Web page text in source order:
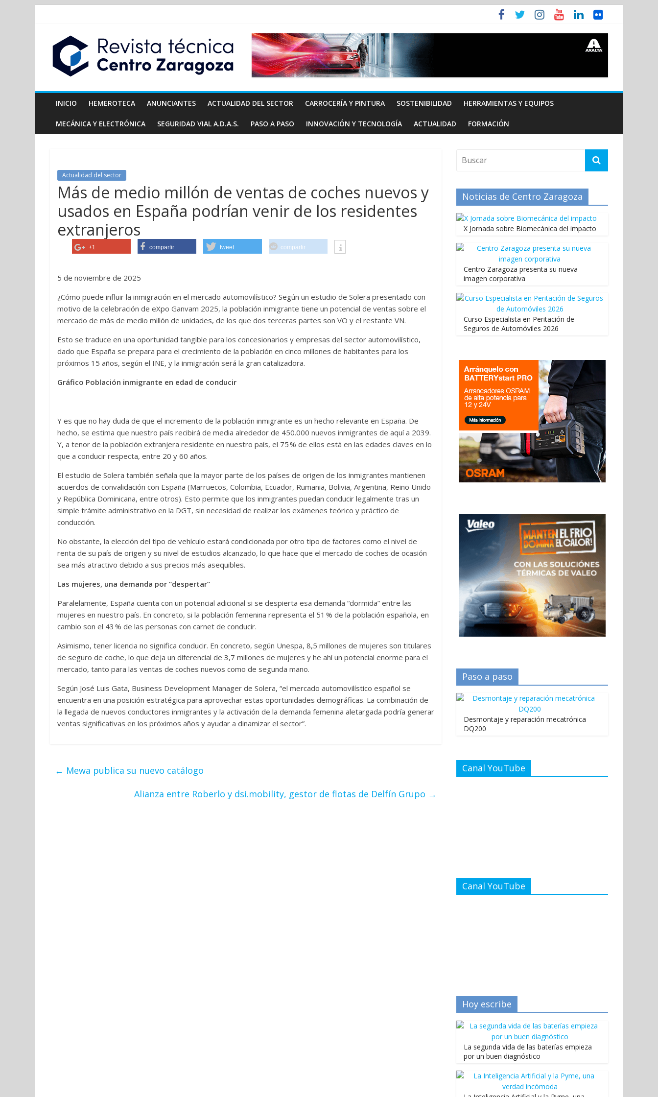
INICIO HEMEROTECA ANUNCIANTES ACTUALIDAD DEL SECTOR CARROCERÍA Y PINTURA SOSTENIBILIDAD HERRAMIENTAS Y EQUIPOS
MECÁNICA Y ELECTRÓNICA SEGURIDAD VIAL A.D.A.S. PASO A PASO INNOVACIÓN Y TECNOLOGÍA ACTUALIDAD FORMACIÓN
Actualidad del sector
Más de medio millón de ventas de coches nuevos y
usados en España podrían venir de los residentes
extranjeros
+1 compartir tweet compartir
5 de noviembre de 2025
¿Cómo puede influir la inmigración en el mercado automovilístico? Según un estudio de Solera presentado con
motivo de la celebración de eXpo Ganvam 2025, la población inmigrante tiene un potencial de ventas sobre el
mercado de más de medio millón de unidades, de los que dos terceras partes son VO y el restante VN.
Esto se traduce en una oportunidad tangible para los concesionarios y empresas del sector automovilístico,
dado que España se prepara para el crecimiento de la población en cinco millones de habitantes para los
próximos 15 años, según el INE, y la inmigración será la gran catalizadora.
Gráfico Población inmigrante en edad de conducir
Y es que no hay duda de que el incremento de la población inmigrante es un hecho relevante en España. De
hecho, se estima que nuestro país recibirá de media alrededor de 450.000 nuevos inmigrantes de aquí a 2039.
Y, a tenor de la población extranjera residente en nuestro país, el 75 % de ellos está en las edades claves en lo
que a conducir respecta, entre 20 y 60 años.
El estudio de Solera también señala que la mayor parte de los países de origen de los inmigrantes mantienen
acuerdos de convalidación con España (Marruecos, Colombia, Ecuador, Rumania, Bolivia, Argentina, Reino Unido
y República Dominicana, entre otros). Esto permite que los inmigrantes puedan conducir legalmente tras un
simple trámite administrativo en la DGT, sin necesidad de realizar los exámenes teórico y práctico de
conducción.
No obstante, la elección del tipo de vehículo estará condicionada por otro tipo de factores como el nivel de
renta de su país de origen y su nivel de estudios alcanzado, lo que hace que el mercado de coches de ocasión
sea más atractivo debido a sus precios más asequibles.
Las mujeres, una demanda por “despertar”
Paralelamente, España cuenta con un potencial adicional si se despierta esa demanda “dormida” entre las
mujeres en nuestro país. En concreto, si la población femenina representa el 51 % de la población española, en
cambio son el 43 % de las personas con carnet de conducir.
Asimismo, tener licencia no significa conducir. En concreto, según Unespa, 8,5 millones de mujeres son titulares
de seguro de coche, lo que deja un diferencial de 3,7 millones de mujeres y he ahí un potencial enorme para el
mercado, tanto para las ventas de coches nuevos como de segunda mano.
Según José Luis Gata, Business Development Manager de Solera, “el mercado automovilístico español se
encuentra en una posición estratégica para aprovechar estas oportunidades demográficas. La combinación de
la llegada de nuevos conductores inmigrantes y la activación de la demanda femenina aletargada podría generar
ventas significativas en los próximos años y ayudar a dinamizar el sector”.
← Mewa publica su nuevo catálogo
Alianza entre Roberlo y dsi.mobility, gestor de flotas de Delfín Grupo →
Noticias de Centro Zaragoza
X Jornada sobre Biomecánica del impacto
Centro Zaragoza presenta su nueva
imagen corporativa
Curso Especialista en Peritación de
Seguros de Automóviles 2026
Paso a paso
Desmontaje y reparación mecatrónica
DQ200
Canal YouTube
Canal YouTube
Hoy escribe
La segunda vida de las baterías empieza
por un buen diagnóstico